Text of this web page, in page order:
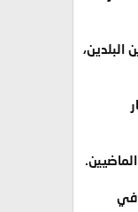
البلدين،
في